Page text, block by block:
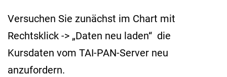
Versuchen Sie zunächst im Chart mit
Rechtsklick -> „Daten neu laden“ die
Kursdaten vom TAI-PAN-Server neu
anzufordern.